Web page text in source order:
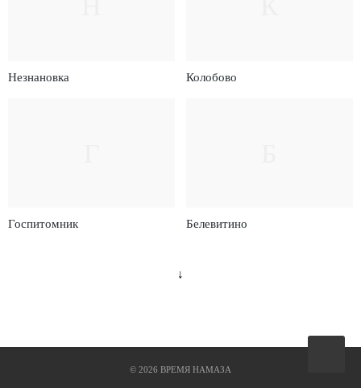
Незнановка Колобово
Госпитомник Белевитино
↓
© 2026 ВРЕМЯ НАМАЗА